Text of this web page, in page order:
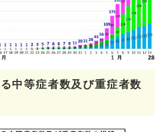
中等症者数及び重症者数